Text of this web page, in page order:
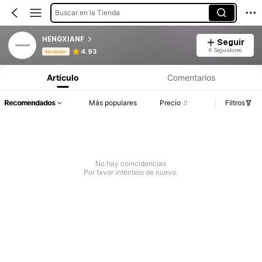
Buscar en la Tienda
HENGXIANF
Vendedor 4.93
Seguir
6 Seguidores
Artículo Comentarios
Recomendados Más populares Precio Filtros
No hay coincidencias
Por favor inténtelo de nuevo.